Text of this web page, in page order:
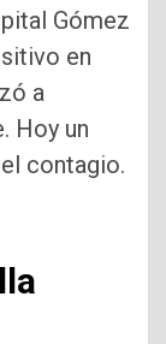
Gómez
en
a
Hoy un
contagio.